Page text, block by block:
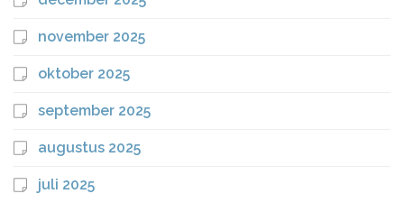
november 2025
oktober 2025
september 2025
augustus 2025
juli 2025